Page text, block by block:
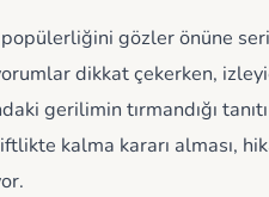
gözler önüne
dikkat çekerken,
gerilimin tırmandığı
kalma kararı alması,